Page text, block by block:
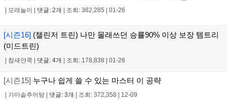
| 모래놀이 | 댓글: 2개 | 조회: 382,285 | 01-26
[시즌16] (챌린저 트린) 나만 몰래쓰던 승률90% 이상 보장 템트리
(미드트린)
| 참새얀쿡 | 댓글: 4개 | 조회: 178,838 | 01-26
[시즌15] 누구나 쉽게 쓸 수 있는 마스터 이 공략
| 가마솥추어탕 | 댓글: 3개 | 조회: 372,358 | 12-09